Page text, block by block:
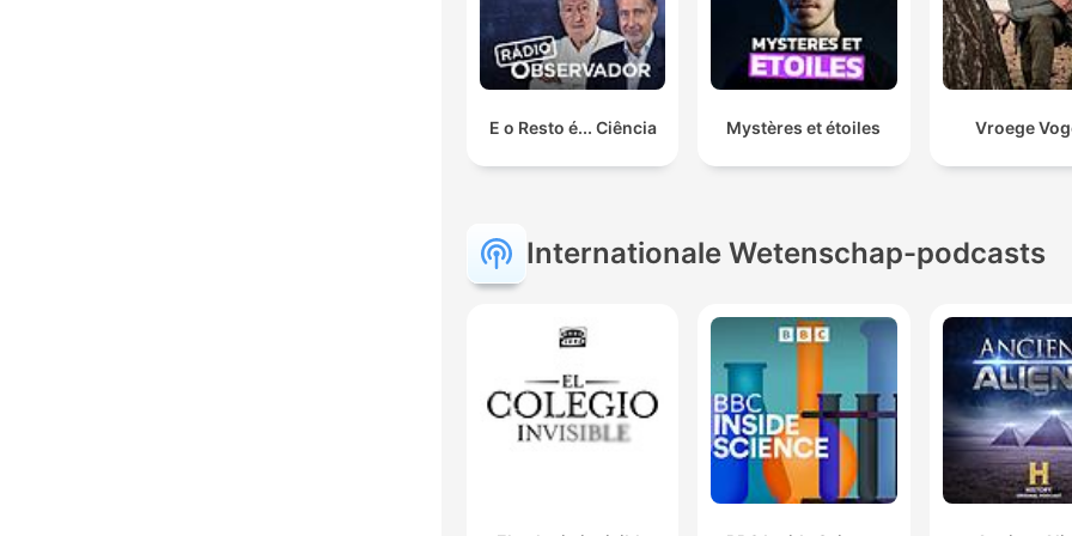
E o Resto é... Ciência Mystères et étoiles Vroege
Internationale Wetenschap-podcasts